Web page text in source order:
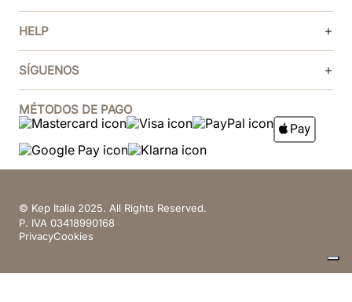
HELP
SÍGUENOS
MÉTODOS DE PAGO
© Kep Italia 2025. All Rights Reserved.
P. IVA 03418990168
PrivacyCookies